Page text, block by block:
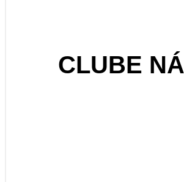
CLUBE